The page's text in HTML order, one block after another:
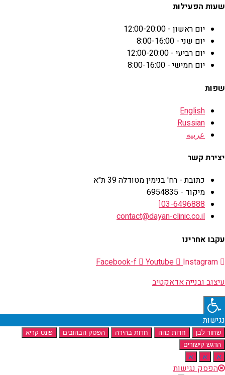
שעות הפעילות
יום ראשון - 12:00-20:00
יום שני - 8:00-16:00
יום רביעי - 12:00-20:00
יום חמישי - 8:00-16:00
שפות
English
Russian
عربيه
יצירת קשר
כתובת - רח' בנימין מטודלה 39 ת״א
מיקוד - 6954835
03-6496888
contact@dayan-clinic.co.il
עקבו אחרינו
Facebook-f
Youtube
Instagram
עיצוב ובנייה אדאקטיב
נגישות
שחור לבן חדות כהה חדות בהירה הפסק הבהובים
פונט קריא
הדגש קישורים
א
א א
הפסק נגישות